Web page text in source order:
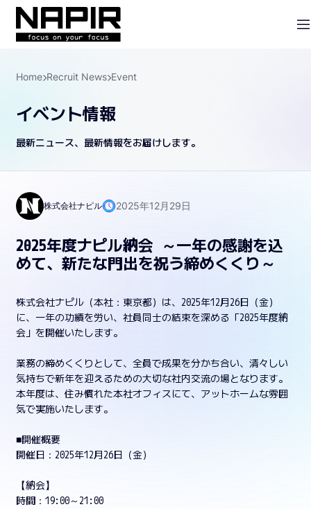
Home Recruit News Event
イベント情報
最新ニュース、最新情報をお届けします。
株式会社ナピル 2025年12月29日
2025年度ナピル納会 ～一年の感謝を込
めて、新たな門出を祝う締めくくり～
株式会社ナピル（本社：東京都）は、2025年12月26日（金）
に、一年の功績を労い、社員同士の結束を深める「2025年度納
会」を開催いたします。
業務の締めくくりとして、全員で成果を分かち合い、清々しい
気持ちで新年を迎えるための大切な社内交流の場となります。
本年度は、住み慣れた本社オフィスにて、アットホームな雰囲
気で実施いたします。
■開催概要
開催日：2025年12月26日（金）
【納会】
時間：19:00～21:00